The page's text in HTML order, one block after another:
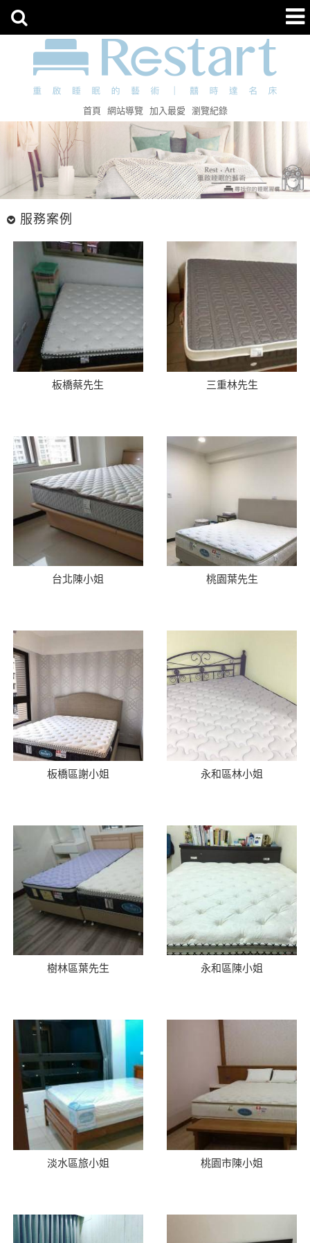
首頁 網站導覽 加入最愛 瀏覽紀錄
服務案例
板橋蔡先生 三重林先生
台北陳小姐 桃園葉先生
板橋區謝小姐 永和區林小姐
樹林區葉先生 永和區陳小姐
淡水區旅小姐 桃園市陳小姐